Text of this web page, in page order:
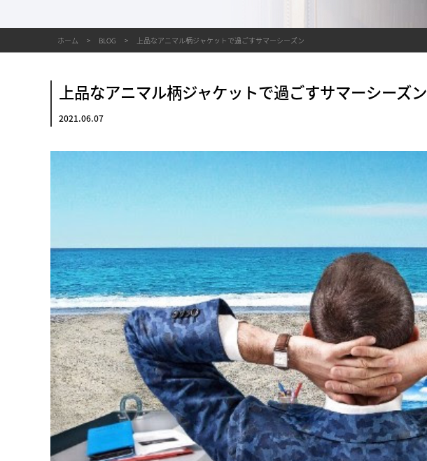
ホーム BLOG 上品なアニマル柄ジャケットで過ごすサマーシーズン
上品なアニマル柄ジャケットで過ごすサマーシーズン
2021.06.07